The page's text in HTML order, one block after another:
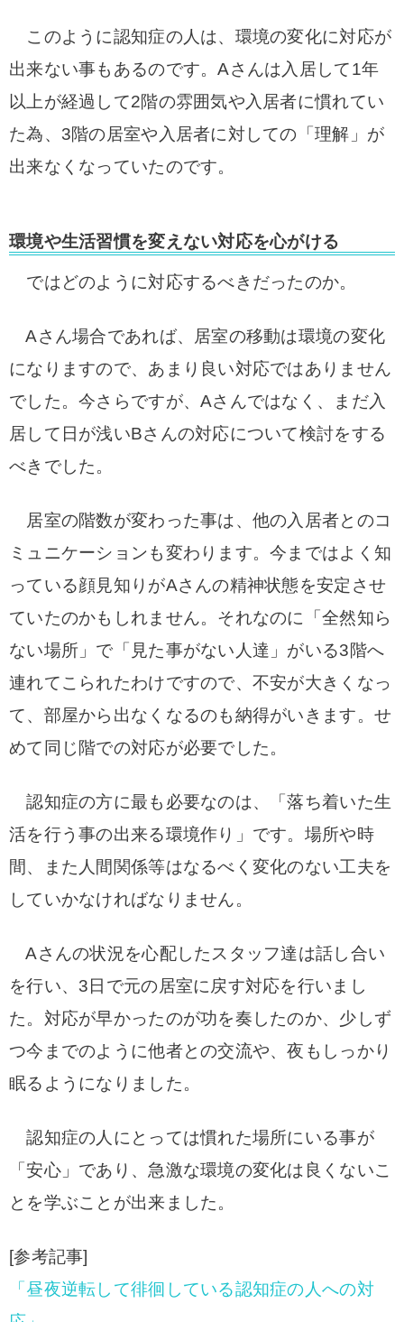
このように認知症の人は、環境の変化に対応が
出来ない事もあるのです。Aさんは入居して1年
以上が経過して2階の雰囲気や入居者に慣れてい
た為、3階の居室や入居者に対しての「理解」が
出来なくなっていたのです。
環境や生活習慣を変えない対応を心がける
ではどのように対応するべきだったのか。
Aさん場合であれば、居室の移動は環境の変化
になりますので、あまり良い対応ではありません
でした。今さらですが、Aさんではなく、まだ入
居して日が浅いBさんの対応について検討をする
べきでした。
居室の階数が変わった事は、他の入居者とのコ
ミュニケーションも変わります。今まではよく知
っている顔見知りがAさんの精神状態を安定させ
ていたのかもしれません。それなのに
「全然知ら
ない場所」で「見た事がない人達」がいる3階へ
連れてこられたわけですので、不安が大きくなっ
て、部屋から出なくなるのも納得がいきます。 せ
めて同じ階での対応が必要でした。
認知症の方に最も必要なのは、「落ち着いた生
活を行う事の出来る環境作り」です。場所や時
間、また人間関係等はなるべく変化のない工夫を
していかなければなりません。
Aさんの状況を心配したスタッフ達は話し合い
を行い、3日で元の居室に戻す対応を行いまし
た。対応が早かったのが功を奏したのか、少しず
つ今までのように他者との交流や、夜もしっかり
眠るようになりました。
認知症の人にとっては慣れた場所にいる事が
「安心」であり、急激な環境の変化は良くないこ
とを学ぶことが出来ました。
[参考記事]
「昼夜逆転して徘徊している認知症の人への対